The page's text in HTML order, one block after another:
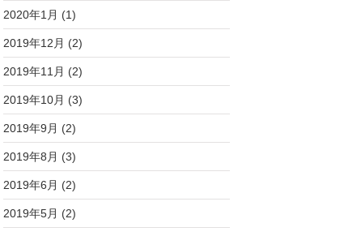
2020年1月 (1)
2019年12月 (2)
2019年11月 (2)
2019年10月 (3)
2019年9月 (2)
2019年8月 (3)
2019年6月 (2)
2019年5月 (2)